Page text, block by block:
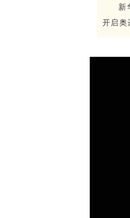
新
开启奥